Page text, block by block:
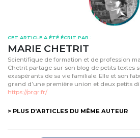
CET ARTICLE A ÉTÉ ÉCRIT PAR :
MARIE CHETRIT
Scientifique de formation et de profession
Chetrit partage sur son blog de petits textes
exaspérants de sa vie familiale. Elle et son
grand d’une première union et deux petits
https://prgr.fr/
> PLUS D'ARTICLES DU MÊME AUTEUR